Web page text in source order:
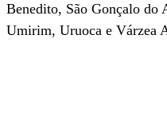
Benedito, São Gonçalo do
Umirim, Uruoca e Várzea